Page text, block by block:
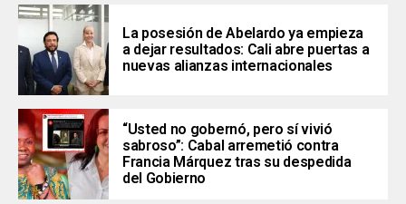
La posesión de Abelardo ya empieza
a dejar resultados: Cali abre puertas a
nuevas alianzas internacionales
“Usted no gobernó, pero sí vivió
sabroso”: Cabal arremetió contra
Francia Márquez tras su despedida
del Gobierno